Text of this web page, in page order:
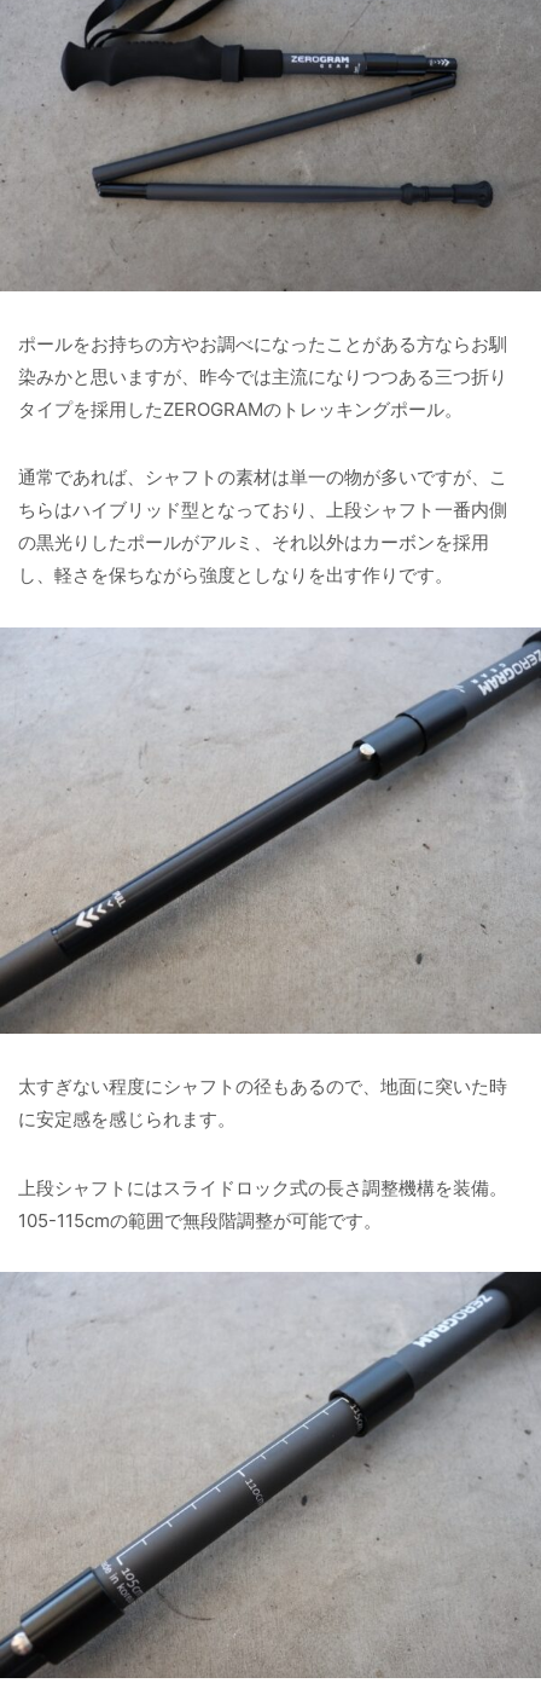
ポールをお持ちの方やお調べになったことがある方ならお馴
染みかと思いますが、昨今では主流になりつつある三つ折り
タイプを採用したZEROGRAMのトレッキングポール。
通常であれば、シャフトの素材は単一の物が多いですが、こ
ちらはハイブリッド型となっており、上段シャフト一番内側
の黒光りしたポールがアルミ、それ以外はカーボンを採用
し、軽さを保ちながら強度としなりを出す作りです。
太すぎない程度にシャフトの径もあるので、地面に突いた時
に安定感を感じられます。
上段シャフトにはスライドロック式の長さ調整機構を装備。
105-115cmの範囲で無段階調整が可能です。